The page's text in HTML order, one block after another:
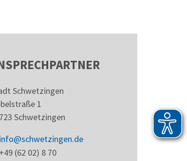
Schwetzingen
1
Schwetzingen
info@schwetzingen.de
+49 (62 02) 8 70